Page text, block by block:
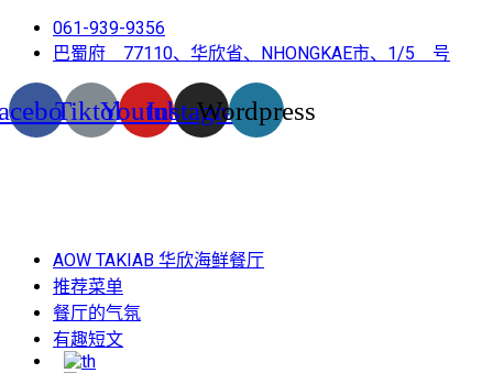
061-939-9356
巴蜀府 77110、华欣省、NHONGKAE市、1/5 号
TiktokYoutubeInstagram
Wordpress
AOW TAKIAB 华欣海鲜餐厅
推荐菜单
餐厅的气氛
有趣短文